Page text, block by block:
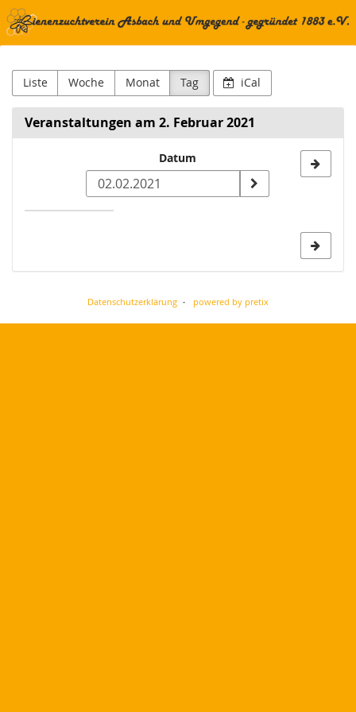
Zum
Haupt-
Inhalt
Bienenzuchtverein
Asbach
und
Umgegend
–
gegründet
1883
V.
Liste Woche Monat Tag iCal
Veranstaltungen am 2. Februar 2021
zur
Anzeige
Datum
Datenschutzerklärung powered by pretix